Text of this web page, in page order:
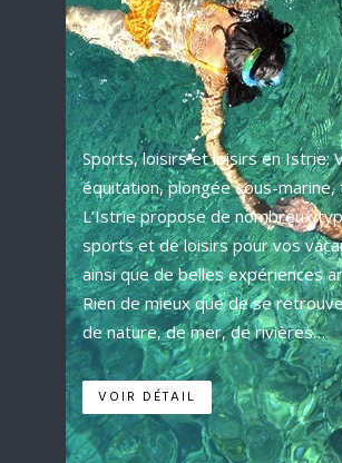
Sports, loisirs et loisirs en Istrie:
équitation, plongée sous-
L’Istrie propose de nombreux
sports et de loisirs pour vos
ainsi que de belles expériences
Rien de mieux que de se
de nature, de mer, de rivières…
VOIR DÉTAIL